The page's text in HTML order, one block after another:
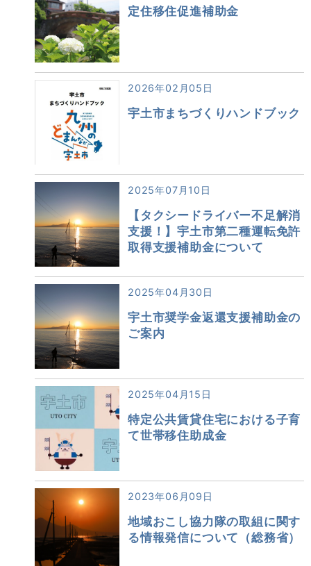
定住移住促進補助金
2026年02月05日
宇土市まちづくりハンドブック
2025年07月10日
【タクシードライバー不足解消
支援！】宇土市第二種運転免許
取得支援補助金について
2025年04月30日
宇土市奨学金返還支援補助金の
ご案内
2025年04月15日
特定公共賃貸住宅における子育
て世帯移住助成金
2023年06月09日
地域おこし協力隊の取組に関す
る情報発信について（総務省）